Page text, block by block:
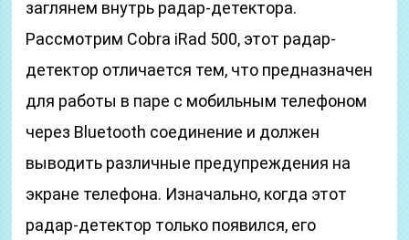
заглянем внутрь радар-детектора.
Рассмотрим Cobra iRad 500, этот радар-
детектор отличается тем, что предназначен
для работы в паре с мобильным телефоном
через Bluetooth соединение и должен
выводить различные предупреждения на
экране телефона. Изначально, когда этот
радар-детектор только появился, его